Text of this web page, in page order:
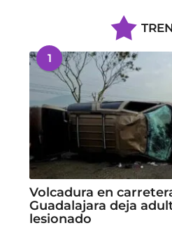
1
Volcadura en
Guadalajara deja
lesionado